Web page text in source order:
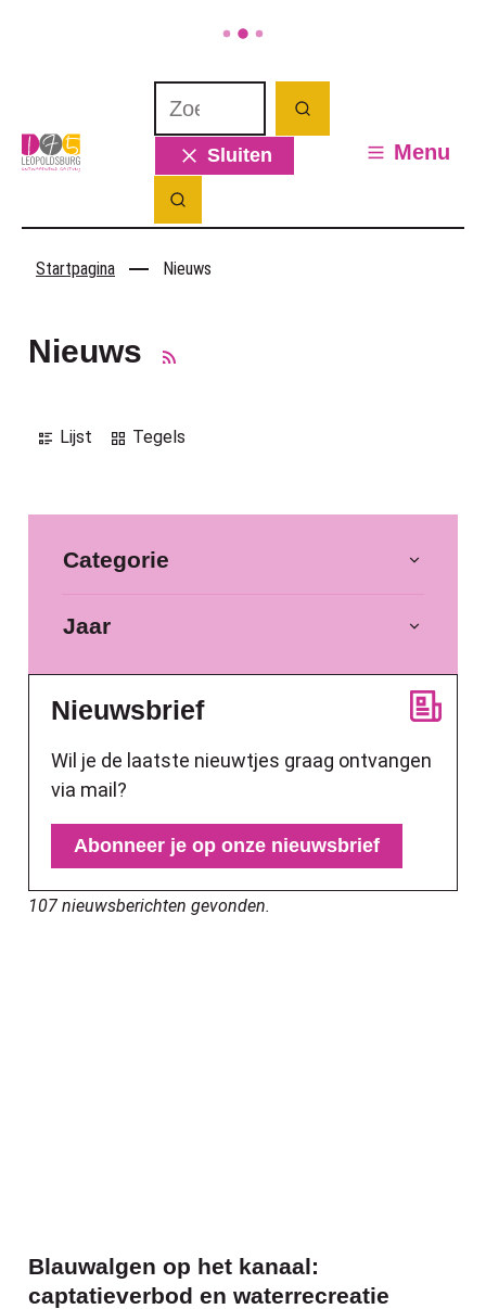
Leopoldsburg
Zoeken
Sluiten
Zoek tonen / verbergen
Menu
Startpagina Nieuws
Nieuws RSS
Lijst Tegels
Filter op
Categorie
Jaar
Nieuwsbrief
Wil je de laatste nieuwtjes graag ontvangen
via mail?
Abonneer je op onze nieuwsbrief
107 nieuwsberichten gevonden.
Blauwalgen op het kanaal:
captatieverbod en waterrecreatie